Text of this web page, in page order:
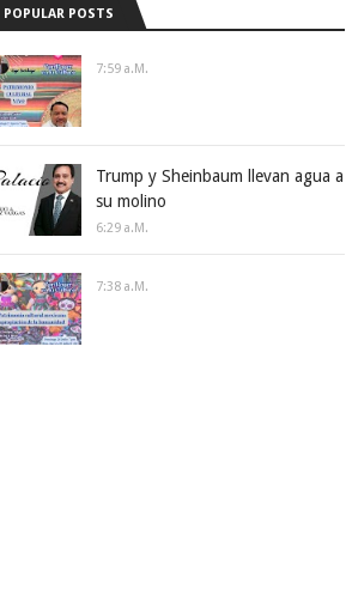
POPULAR POSTS
7:59 A.m.
Trump y Sheinbaum llevan agua a
su molino
6:29 A.m.
7:38 A.m.